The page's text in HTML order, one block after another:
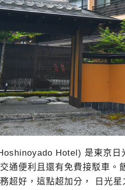
Hotel) 是東京日
通便利且還有免費接駁車。
超好，這點超加分， 日光